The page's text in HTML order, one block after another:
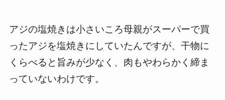
アジの塩焼きは小さいころ母親がスーパーで買
ったアジを塩焼きにしていたんですが、干物に
くらべると旨みが少なく、肉もやわらかく締ま
っていないわけです。